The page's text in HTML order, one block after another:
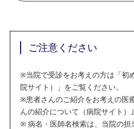
ご注意ください
※当院で受診をお考えの方は「初
院サイト）」をご覧ください。
※患者さんのご紹介をお考えの医
んの紹介について（病院サイト）
※ 病名・医師名検索は、当院の担